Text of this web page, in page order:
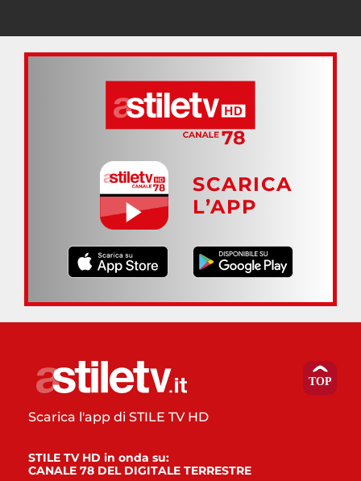
SCARICA
L’APP
Scarica l'app di STILE TV HD
STILE TV HD in onda su:
CANALE 78 DEL DIGITALE TERRESTRE